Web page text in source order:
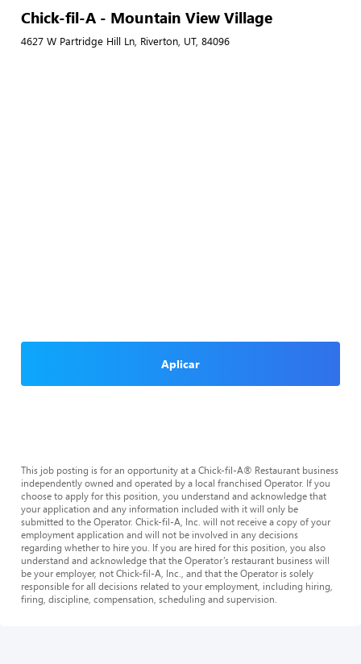
Chick-fil-A - Mountain View Village
4627 W Partridge Hill Ln, Riverton, UT, 84096
Aplicar
This job posting is for an opportunity at a Chick-fil-A® Restaurant business
independently owned and operated by a local franchised Operator. If you
choose to apply for this position, you understand and acknowledge that
your application and any information included with it will only be
submitted to the Operator. Chick-fil-A, Inc. will not receive a copy of your
employment application and will not be involved in any decisions
regarding whether to hire you. If you are hired for this position, you also
understand and acknowledge that the Operator’s restaurant business will
be your employer, not Chick-fil-A, Inc., and that the Operator is solely
responsible for all decisions related to your employment, including hiring,
firing, discipline, compensation, scheduling and supervision.